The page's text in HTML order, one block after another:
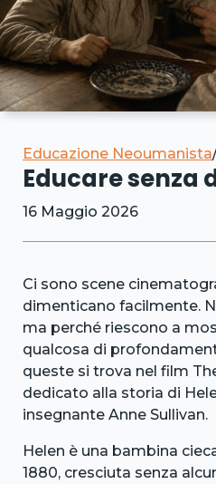
Educazione Neoumanista
Educare senza
16 Maggio 2026
Ci sono scene
dimenticano facilmente.
ma perché riescono a
qualcosa di
queste si trova nel film
dedicato alla storia di
insegnante Anne Sullivan.
Helen è una bambina
1880, cresciuta senza